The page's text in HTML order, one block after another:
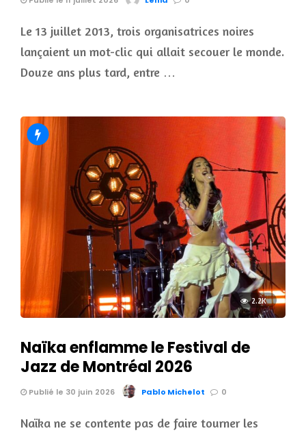
Le 13 juillet 2013, trois organisatrices noires
lançaient un mot-clic qui allait secouer le monde.
Douze ans plus tard, entre …
2.2K
Naïka enflamme le Festival de
Jazz de Montréal 2026
Publié le 30 juin 2026 Pablo Michelot 0
Naïka ne se contente pas de faire tourner les